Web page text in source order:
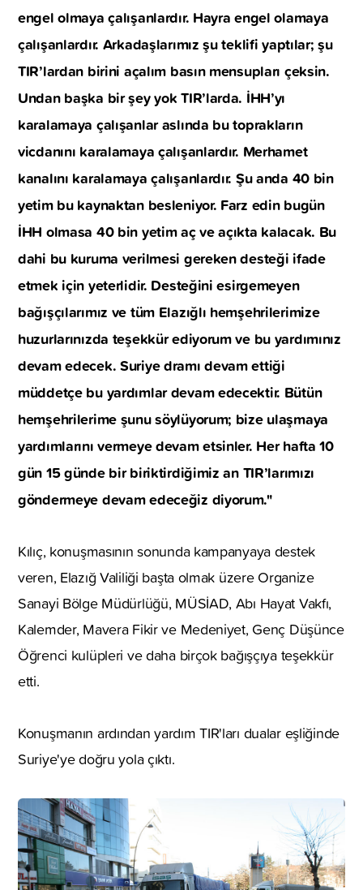
engel olmaya çalışanlardır. Hayra engel olamaya
çalışanlardır. Arkadaşlarımız şu teklifi yaptılar; şu
TIR’lardan birini açalım basın mensupları çeksin.
Undan başka bir şey yok TIR’larda. İHH’yı
karalamaya çalışanlar aslında bu toprakların
vicdanını karalamaya çalışanlardır. Merhamet
kanalını karalamaya çalışanlardır. Şu anda 40 bin
yetim bu kaynaktan besleniyor. Farz edin bugün
İHH olmasa 40 bin yetim aç ve açıkta kalacak. Bu
dahi bu kuruma verilmesi gereken desteği ifade
etmek için yeterlidir. Desteğini esirgemeyen
bağışçılarımız ve tüm Elazığlı hemşehrilerimize
huzurlarınızda teşekkür ediyorum ve bu yardımınız
devam edecek. Suriye dramı devam ettiği
müddetçe bu yardımlar devam edecektir. Bütün
hemşehrilerime şunu söylüyorum; bize ulaşmaya
yardımlarını vermeye devam etsinler. Her hafta 10
gün 15 günde bir biriktirdiğimiz an TIR’larımızı
göndermeye devam edeceğiz diyorum."
Kılıç, konuşmasının sonunda kampanyaya destek
veren, Elazığ Valiliği başta olmak üzere Organize
Sanayi Bölge Müdürlüğü, MÜSİAD, Abı Hayat Vakfı,
Kalemder, Mavera Fikir ve Medeniyet, Genç Düşünce
Öğrenci kulüpleri ve daha birçok bağışçıya teşekkür
etti.
Konuşmanın ardından yardım TIR'ları dualar eşliğinde
Suriye'ye doğru yola çıktı.